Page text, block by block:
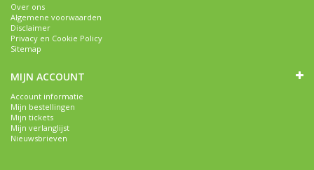
Over ons
Algemene voorwaarden
Disclaimer
Privacy en Cookie Policy
Sitemap
MIJN ACCOUNT
Account informatie
Mijn bestellingen
Mijn tickets
Mijn verlanglijst
Nieuwsbrieven